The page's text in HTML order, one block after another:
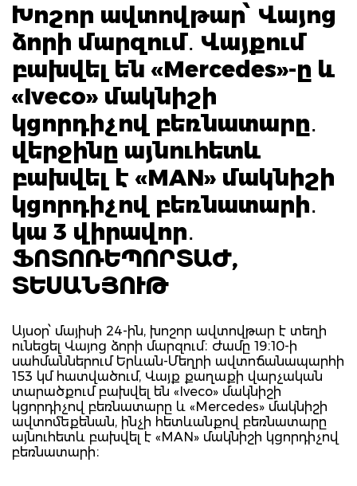
Խոշոր ավտովթար՝ Վայոց
ձորի մարզում․ Վայքում
բախվել են «Mercedes»-ը և
«Iveco» մակնիշի
կցորդիչով բեռնատարը․
վերջինը այնուհետև
բախվել է «MAN» մակնիշի
կցորդիչով բեռնատարի․
կա 3 վիրավոր․
ՖՈՏՈՌԵՊՈՐՏԱԺ,
ՏԵՍԱՆՅՈՒԹ
Այսօր՝ մայիսի 24-ին, խոշոր ավտովթար է տեղի
ունեցել Վայոց ձորի մարզում։ Ժամը 19։10-ի
սահմաններում Երևան-Մեղրի ավտոճանապարհի
153 կմ հատվածում, Վայք քաղաքի վարչական
տարածքում բախվել են «Iveco» մակնիշի
կցորդիչով բեռնատարը և «Mercedes» մակնիշի
ավտոմեքենան, ինչի հետևանքով բեռնատարը
այնուհետև բախվել է «MAN» մակնիշի կցորդիչով
բեռնատարի։